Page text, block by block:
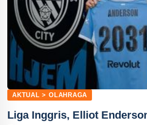
AKTUAL > OLAHRAGA
Liga Inggris, Elliot